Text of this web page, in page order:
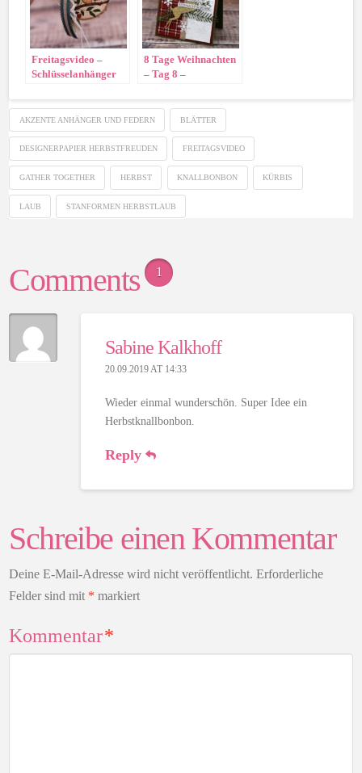
Freitagsvideo –
Schlüsselanhänger
8 Tage Weihnachten
– Tag 8 –
„Hirsch“
AKZENTE ANHÄNGER UND FEDERN BLÄTTER
DESIGNERPAPIER HERBSTFREUDEN FREITAGSVIDEO
GATHER TOGETHER HERBST KNALLBONBON KÜRBIS
LAUB STANFORMEN HERBSTLAUB
Comments 1
Sabine Kalkhoff
20.09.2019 AT 14:33
Wieder einmal wunderschön. Super Idee ein
Herbstknallbonbon.
Reply
Schreibe einen Kommentar
Deine E-Mail-Adresse wird nicht veröffentlicht. Erforderliche
Felder sind mit * markiert
Kommentar*